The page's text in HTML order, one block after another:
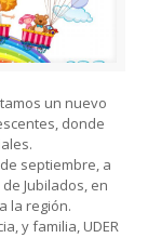
un nuevo
donde
septiembre, a
Jubilados, en
la región.
y familia, UDER